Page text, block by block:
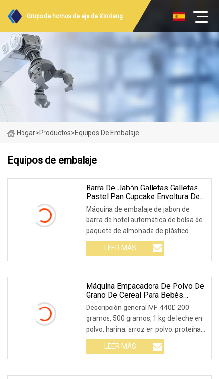
Grupo de hornos de eje de Xinxiang
Hogar>Productos>Equipos De Embalaje
Equipos de embalaje
Barra De Jabón Galletas Galletas
Pastel Pan Cupcake Envoltura De
Flujo Automático Envoltura Equipo
De Embalaje
Máquina de embalaje de jabón de
barra de hotel automática de bolsa de
paquete de almohada de plástico
personalizada Pará
LEER MÁS
Máquina Empacadora De Polvo De
Grano De Cereal Para Bebés
Máquina Empacadora Automática
De Bicarbonato De Sodio Pesaje
De Harina Paquete De Embolsado
De Llenado Empaquetado Equipo
De Embolsado Mach
Descripción general MF-440D 200
gramos, 500 gramos, 1 kg de leche en
polvo, harina, arroz en polvo, proteína
en polvo, c
LEER MÁS